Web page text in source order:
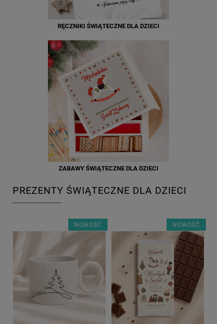
RĘCZNIKI ŚWIĄTECZNE DLA DZIECI
ZABAWY ŚWIĄTECZNE DLA DZIECI
PREZENTY ŚWIĄTECZNE DLA DZIECI
NOWOŚĆ NOWOŚĆ